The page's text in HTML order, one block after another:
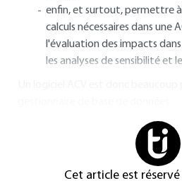
enfin, et surtout, permettre
calculs nécessaires dans une
l'évaluation des impacts
les analyses de sensibilité et
Cet article est